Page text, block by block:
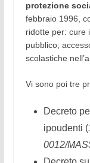
protezione
febbraio 1996,
ridotte per: cure
pubblico;
scolastiche
Vi sono poi tre
Decreto
ipoudenti (
0012/